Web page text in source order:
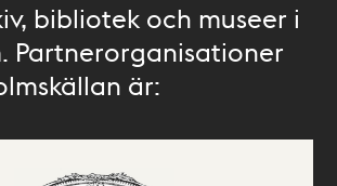
bibliotek och museer i
Partnerorganisationer
är: